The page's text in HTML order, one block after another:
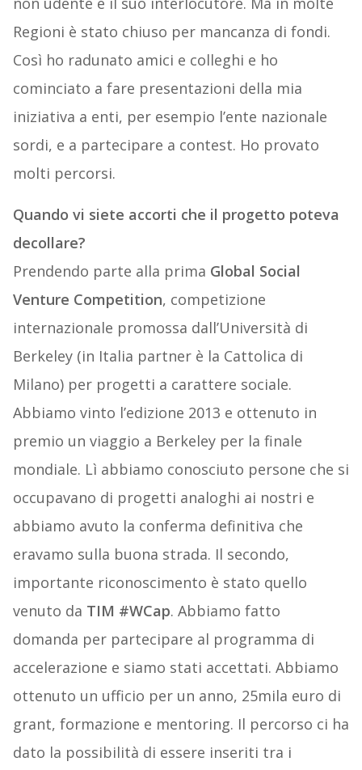
Regioni è stato chiuso per mancanza di fondi.
Così ho radunato amici e colleghi e ho
cominciato a fare presentazioni della mia
iniziativa a enti, per esempio l’ente nazionale
sordi, e a partecipare a contest. Ho provato
molti percorsi.
Quando vi siete accorti che il progetto poteva
decollare?
Prendendo parte alla prima Global Social
Venture Competition, competizione
internazionale promossa dall’Università di
Berkeley (in Italia partner è la Cattolica di
Milano) per progetti a carattere sociale.
Abbiamo vinto l’edizione 2013 e ottenuto in
premio un viaggio a Berkeley per la finale
mondiale. Lì abbiamo conosciuto persone che si
occupavano di progetti analoghi ai nostri e
abbiamo avuto la conferma definitiva che
eravamo sulla buona strada. Il secondo,
importante riconoscimento è stato quello
venuto da TIM #WCap. Abbiamo fatto
domanda per partecipare al programma di
accelerazione e siamo stati accettati. Abbiamo
ottenuto un ufficio per un anno, 25mila euro di
grant, formazione e mentoring. Il percorso ci ha
dato la possibilità di essere inseriti tra i